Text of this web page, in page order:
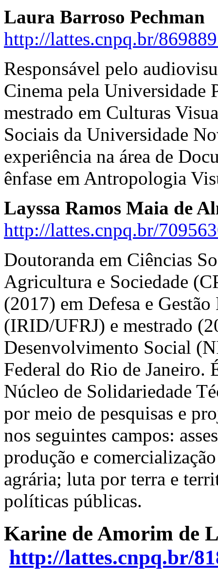
Laura Barroso Pechman
http://lattes.cnpq.br/
Responsável pelo
Cinema pela Universidade
mestrado em Culturas
Sociais da Universidade
experiência na área de
ênfase em Antropologia
Layssa Ramos Maia de
http://lattes.cnpq.br/
Doutoranda em Ciências
Agricultura e Sociedade
(2017) em Defesa e
(IRID/UFRJ) e mestrado
Desenvolvimento Social
Federal do Rio de Janeiro.
Núcleo de Solidariedade
por meio de pesquisas e
nos seguintes campos:
produção e
agrária; luta por terra e
políticas públicas.
Karine de Amorim de
http://lattes.cnpq.br/